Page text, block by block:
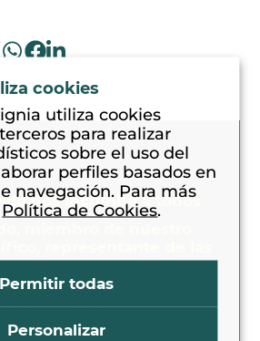
nos incumbe a todos
autónomas en el Comité
España
paliativos pueden
cookies
utiliza cookies
para realizar
sobre el uso del
perfiles basados en
navegación. Para más
Política de Cookies.
Personalizar
Permitir todas